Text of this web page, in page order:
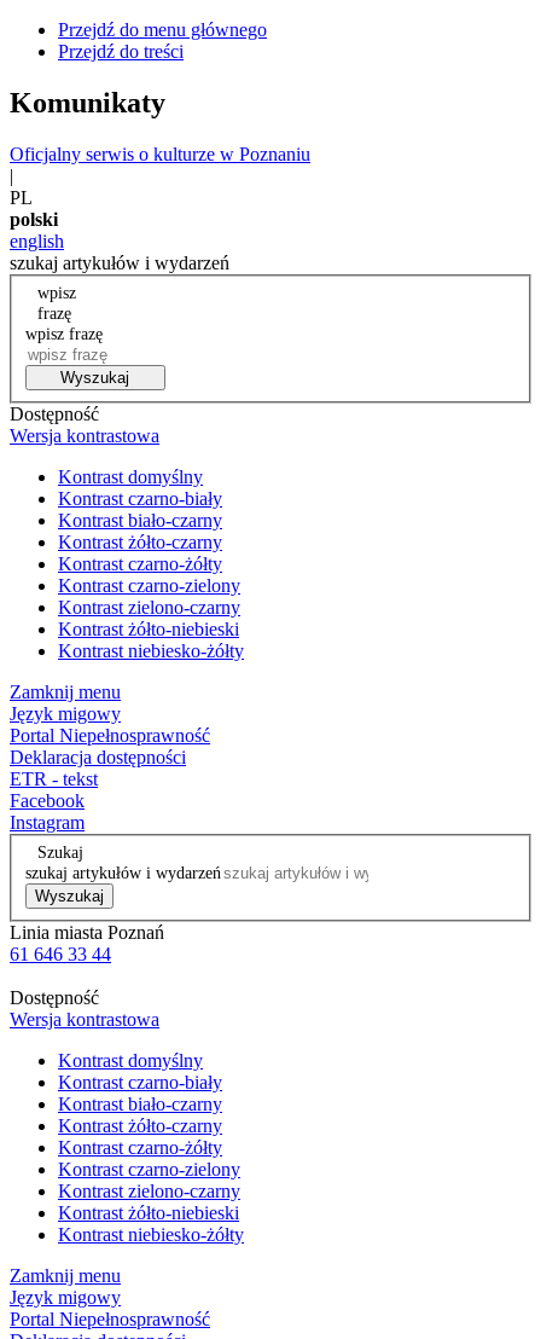
Przejdź do menu głównego
Przejdź do treści
Komunikaty
Oficjalny serwis o kulturze w Poznaniu
|
PL
polski
english
szukaj artykułów i wydarzeń
wpisz
frazę
wpisz frazę
Wyszukaj
Dostępność
Wersja kontrastowa
Kontrast domyślny
Kontrast czarno-biały
Kontrast biało-czarny
Kontrast żółto-czarny
Kontrast czarno-żółty
Kontrast czarno-zielony
Kontrast zielono-czarny
Kontrast żółto-niebieski
Kontrast niebiesko-żółty
Zamknij menu
Język migowy
Portal Niepełnosprawność
Deklaracja dostępności
ETR - tekst
Facebook
Instagram
Szukaj
szukaj artykułów i wydarzeń
Wyszukaj
Linia miasta Poznań
61 646 33 44
Dostępność
Wersja kontrastowa
Kontrast domyślny
Kontrast czarno-biały
Kontrast biało-czarny
Kontrast żółto-czarny
Kontrast czarno-żółty
Kontrast czarno-zielony
Kontrast zielono-czarny
Kontrast żółto-niebieski
Kontrast niebiesko-żółty
Zamknij menu
Język migowy
Portal Niepełnosprawność